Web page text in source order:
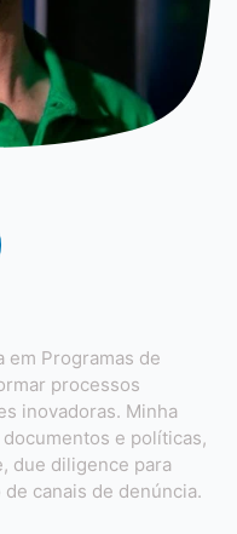
em Programas de
processos
inovadoras. Minha
e políticas,
due diligence para
canais de denúncia.